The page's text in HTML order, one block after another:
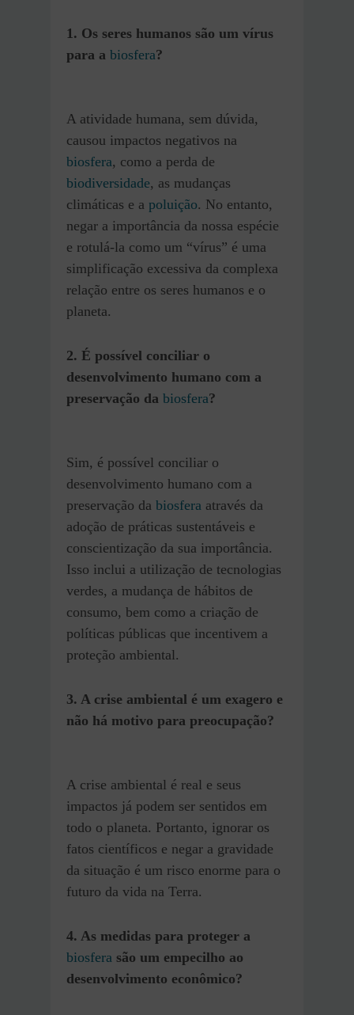
1. Os seres humanos são um vírus
para a biosfera?
A atividade humana, sem dúvida,
causou impactos negativos na
biosfera, como a perda de
biodiversidade, as mudanças
climáticas e a poluição. No entanto,
negar a importância da nossa espécie
e rotulá-la como um “vírus” é uma
simplificação excessiva da complexa
relação entre os seres humanos e o
planeta.
2. É possível conciliar o
desenvolvimento humano com a
preservação da biosfera?
Sim, é possível conciliar o
desenvolvimento humano com a
preservação da biosfera através da
adoção de práticas sustentáveis e
conscientização da sua importância.
Isso inclui a utilização de tecnologias
verdes, a mudança de hábitos de
consumo, bem como a criação de
políticas públicas que incentivem a
proteção ambiental.
3. A crise ambiental é um exagero e
não há motivo para preocupação?
A crise ambiental é real e seus
impactos já podem ser sentidos em
todo o planeta. Portanto, ignorar os
fatos científicos e negar a gravidade
da situação é um risco enorme para o
futuro da vida na Terra.
4. As medidas para proteger a
biosfera são um empecilho ao
desenvolvimento econômico?